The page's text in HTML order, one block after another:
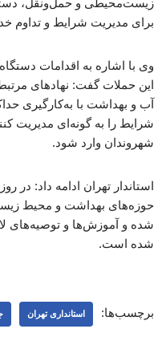
زیست‌محیطی و حمل‌ونقل،
برای مدیریت شرایط و تداوم
وی با اشاره به اقدامات
این حملات گفت: نهادهای
آب و بهداشت با به‌کارگیری
شرایط را به گونه‌ای مدیریت
شهروندان وارد شود.
استاندار تهران ادامه داد: در
حوزه‌های بهداشت و محیط
شده و آموزش‌ها و توصیه‌های
شده است.
برچسب‌ها: استانداری تهران